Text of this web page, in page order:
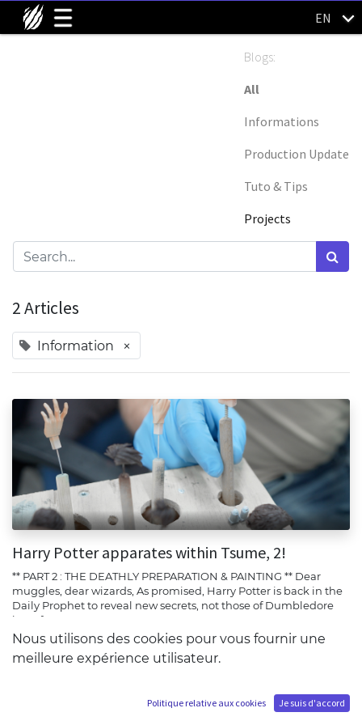
EN
Blogs:
All
Informations
Production Update
Tuto & Tips
Projects
2 Articles
Information ×
Harry Potter apparates within Tsume, 2!
** PART 2 : THE DEATHLY PREPARATION & PAINTING ** Dear
muggles, dear wizards, As promised, Harry Potter is back in the
Daily Prophet to reveal new secrets, not those of Dumbledore
but of Ts...
Harry Potter Information
May 16, 2023
Nous utilisons des cookies pour vous fournir une
meilleure expérience utilisateur.
Politique relative aux cookies Je suis d'accord